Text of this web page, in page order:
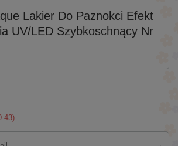
Lakier Do Paznokci Efekt
UV/LED Szybkoschnący Nr
).